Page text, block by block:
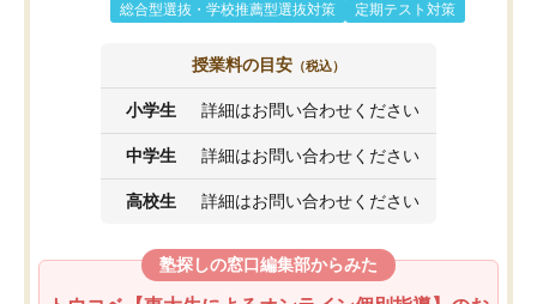
総合型選抜・学校推薦型選抜対策
定期テスト対策
授業料の目安 （税込）
小学生 詳細はお問い合わせください
中学生 詳細はお問い合わせください
高校生 詳細はお問い合わせください
塾探しの窓口編集部からみた